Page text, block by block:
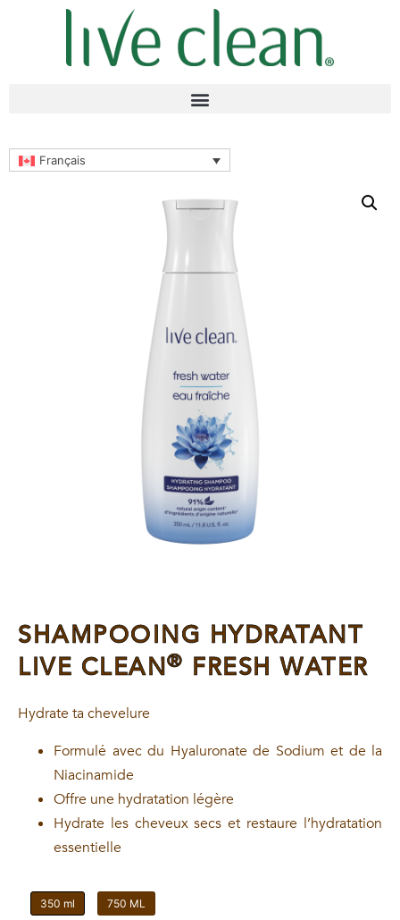
Français
SHAMPOOING HYDRATANT
LIVE CLEAN® FRESH WATER
Hydrate ta chevelure
Formulé avec du Hyaluronate de Sodium et de la
Niacinamide
Offre une hydratation légère
Hydrate les cheveux secs et restaure l’hydratation
essentielle
350 ml 750 ML